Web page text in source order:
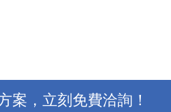
案，立刻免費洽詢！